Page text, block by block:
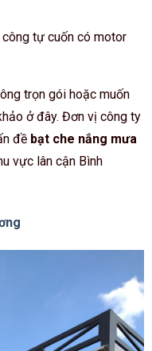
công tự cuốn có motor
trọn gói hoặc muốn
ở đây. Đơn vị công ty
đề bạt che nắng mưa
vực lân cận Bình